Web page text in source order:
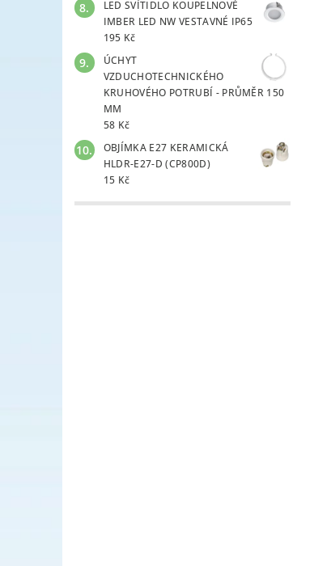
LED SVÍTIDLO KOUPELNOVÉ
IMBER LED NW VESTAVNÉ IP65
195 Kč
ÚCHYT
VZDUCHOTECHNICKÉHO
KRUHOVÉHO POTRUBÍ - PRŮMĚR 150
MM
58 Kč
OBJÍMKA E27 KERAMICKÁ
HLDR-E27-D (CP800D)
15 Kč